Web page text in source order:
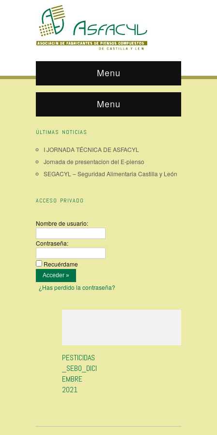
Menu
Menu
ÚLTIMAS NOTICIAS
I JORNADA TÉCNICA DE ASFACYL
Jornada de presentacion del E-pienso
SEGACYL – Seguridad Alimentaria Castilla y León
ACCESO PRIVADO
Nombre de usuario:
Contraseña:
Recuérdame
¿Has perdido la contraseña?
PESTICIDAS
_SEBO_DICI
EMBRE
2021